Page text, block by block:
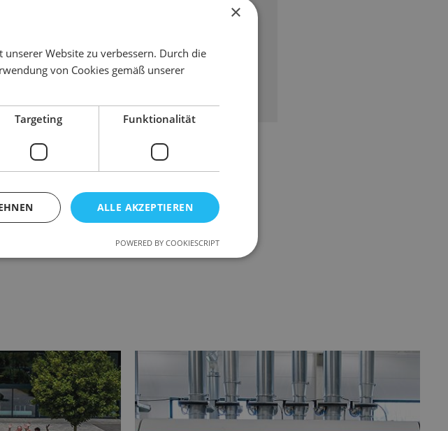
Version: Februar 2026
PDF herunterladen
×
Website zu verbessern. Durch die
von Cookies gemäß unserer
Targeting Funktionalität
ALLE AKZEPTIEREN
POWERED BY COOKIESCRIPT